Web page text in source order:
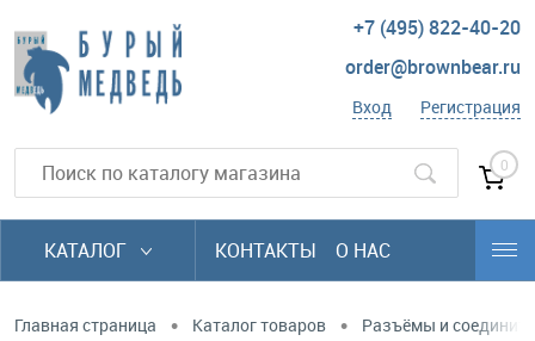
+7 (495) 822-40-20
order@brownbear.ru
Вход Регистрация
0
КАТАЛОГ КОНТАКТЫ О НАС
Главная страница • Каталог товаров • Разъёмы и